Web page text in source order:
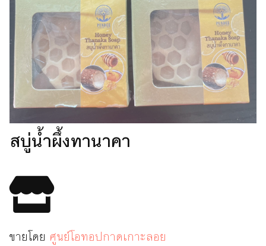
สบู่น้ำผึ้งทานาคา
ขายโดย ศูนย์โอทอปกาดเกาะลอย